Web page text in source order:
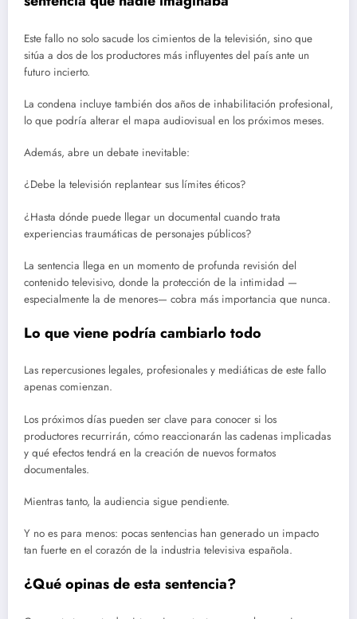
Este fallo no solo sacude los cimientos de la televisión, sino que
sitúa a dos de los productores más influyentes del país ante un
futuro incierto.
La condena incluye también dos años de inhabilitación profesional,
lo que podría alterar el mapa audiovisual en los próximos meses.
Además, abre un debate inevitable:
¿Debe la televisión replantear sus límites éticos?
¿Hasta dónde puede llegar un documental cuando trata
experiencias traumáticas de personajes públicos?
La sentencia llega en un momento de profunda revisión del
contenido televisivo, donde la protección de la intimidad —
especialmente la de menores— cobra más importancia que nunca.
Lo que viene podría cambiarlo todo
Las repercusiones legales, profesionales y mediáticas de este fallo
apenas comienzan.
Los próximos días pueden ser clave para conocer si los
productores recurrirán, cómo reaccionarán las cadenas implicadas
y qué efectos tendrá en la creación de nuevos formatos
documentales.
Mientras tanto, la audiencia sigue pendiente.
Y no es para menos: pocas sentencias han generado un impacto
tan fuerte en el corazón de la industria televisiva española.
¿Qué opinas de esta sentencia?